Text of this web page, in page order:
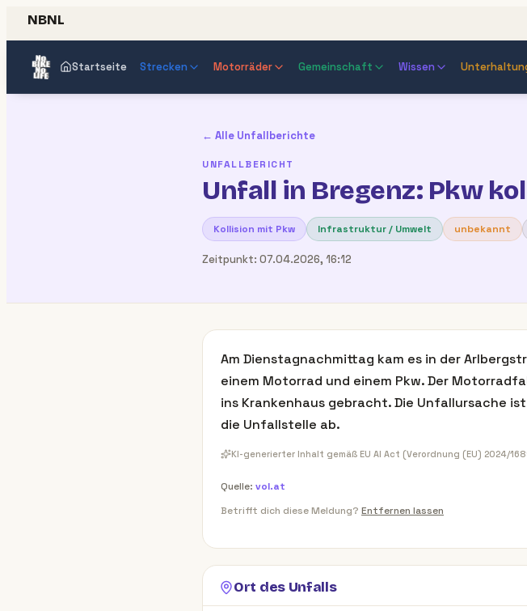
NBNL
Startseite Strecken Motorräder Gemeinschaft Wissen
← Alle Unfallberichte
UNFALLBERICHT
Unfall in Bregenz: Pkw
Kollision mit Pkw Infrastruktur / Umwelt unbekannt
Zeitpunkt: 07.04.2026, 16:12
Am Dienstagnachmittag kam es in der
einem Motorrad und einem Pkw. Der
ins Krankenhaus gebracht. Die Unfallursache
die Unfallstelle ab.
KI-generierter Inhalt gemäß EU AI Act (Verordnung (EU) 2024/
Quelle: vol.at
Betrifft dich diese Meldung? Entfernen lassen
Ort des Unfalls